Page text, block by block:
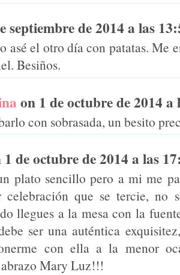
septiembre de 2014 a las
asé el otro día con patatas. Me
Besiños.
on 1 de octubre de 2014
con sobrasada, un besito
1 de octubre de 2014 a las
plato sencillo pero a mi me
celebración que se tercie,
llegues a la mesa con la
ser una auténtica
con ella a la menor
Mary Luz!!!